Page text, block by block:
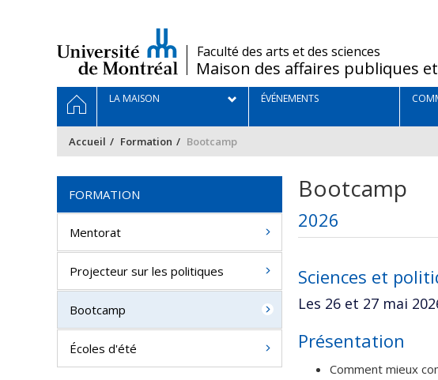
/Faculté des arts et des sciences
Maison des affaires publiques
Navigation
principale
ACCUEILLA MAISON ÉVÉNEMENTS
Accueil Formation Bootcamp
Bootcamp
2026
Sciences et
Les 26 et 27 mai
Présentation
Comment mieux
FORMATION
Mentorat
Projecteur sur les politiques
Bootcamp
Écoles d'été